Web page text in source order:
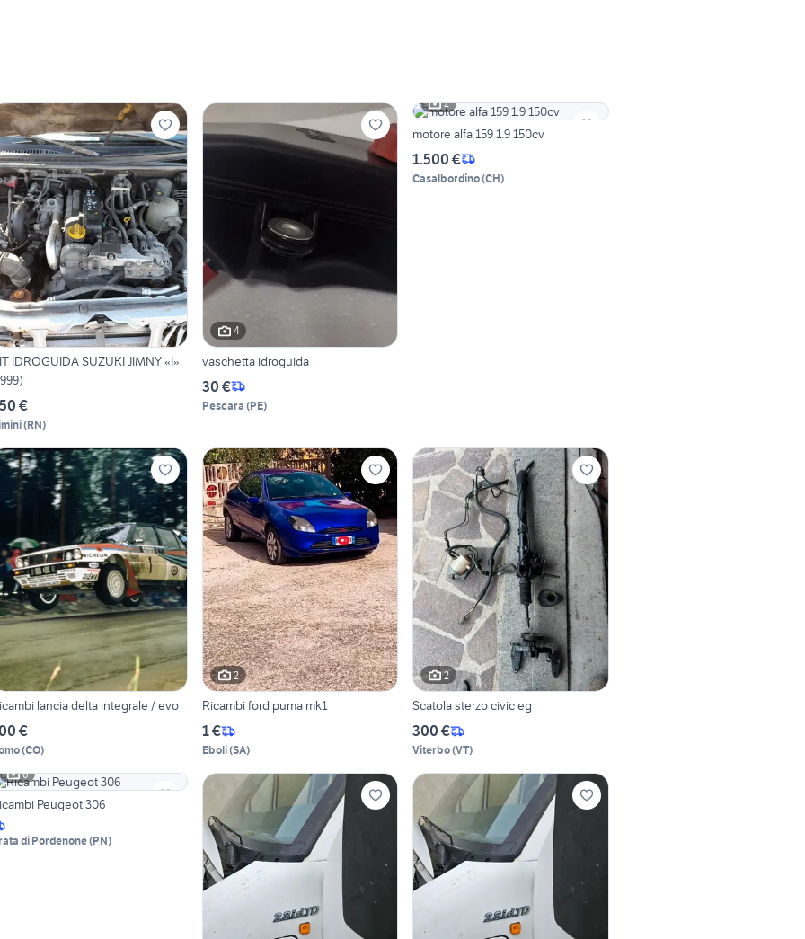
IDROGUIDA SUZUKI JIMNY «I»
€
(RN)
4
vaschetta idroguida
30 €
Pescara (PE)
2
motore alfa 159 1.9 150cv
1.500 €
Casalbordino(CH)
lancia delta integrale / evo
€
(CO)
2
Ricambi ford puma mk1
1 €
Eboli(SA)
2
Scatola sterzo civic eg
300 €
Viterbo(VT)
6
Peugeot 306
di Pordenone(PN)